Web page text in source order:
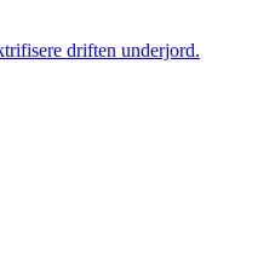
driften underjord.